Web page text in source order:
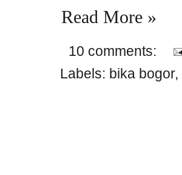
Read More »
10 comments:
Labels: bika bogor,